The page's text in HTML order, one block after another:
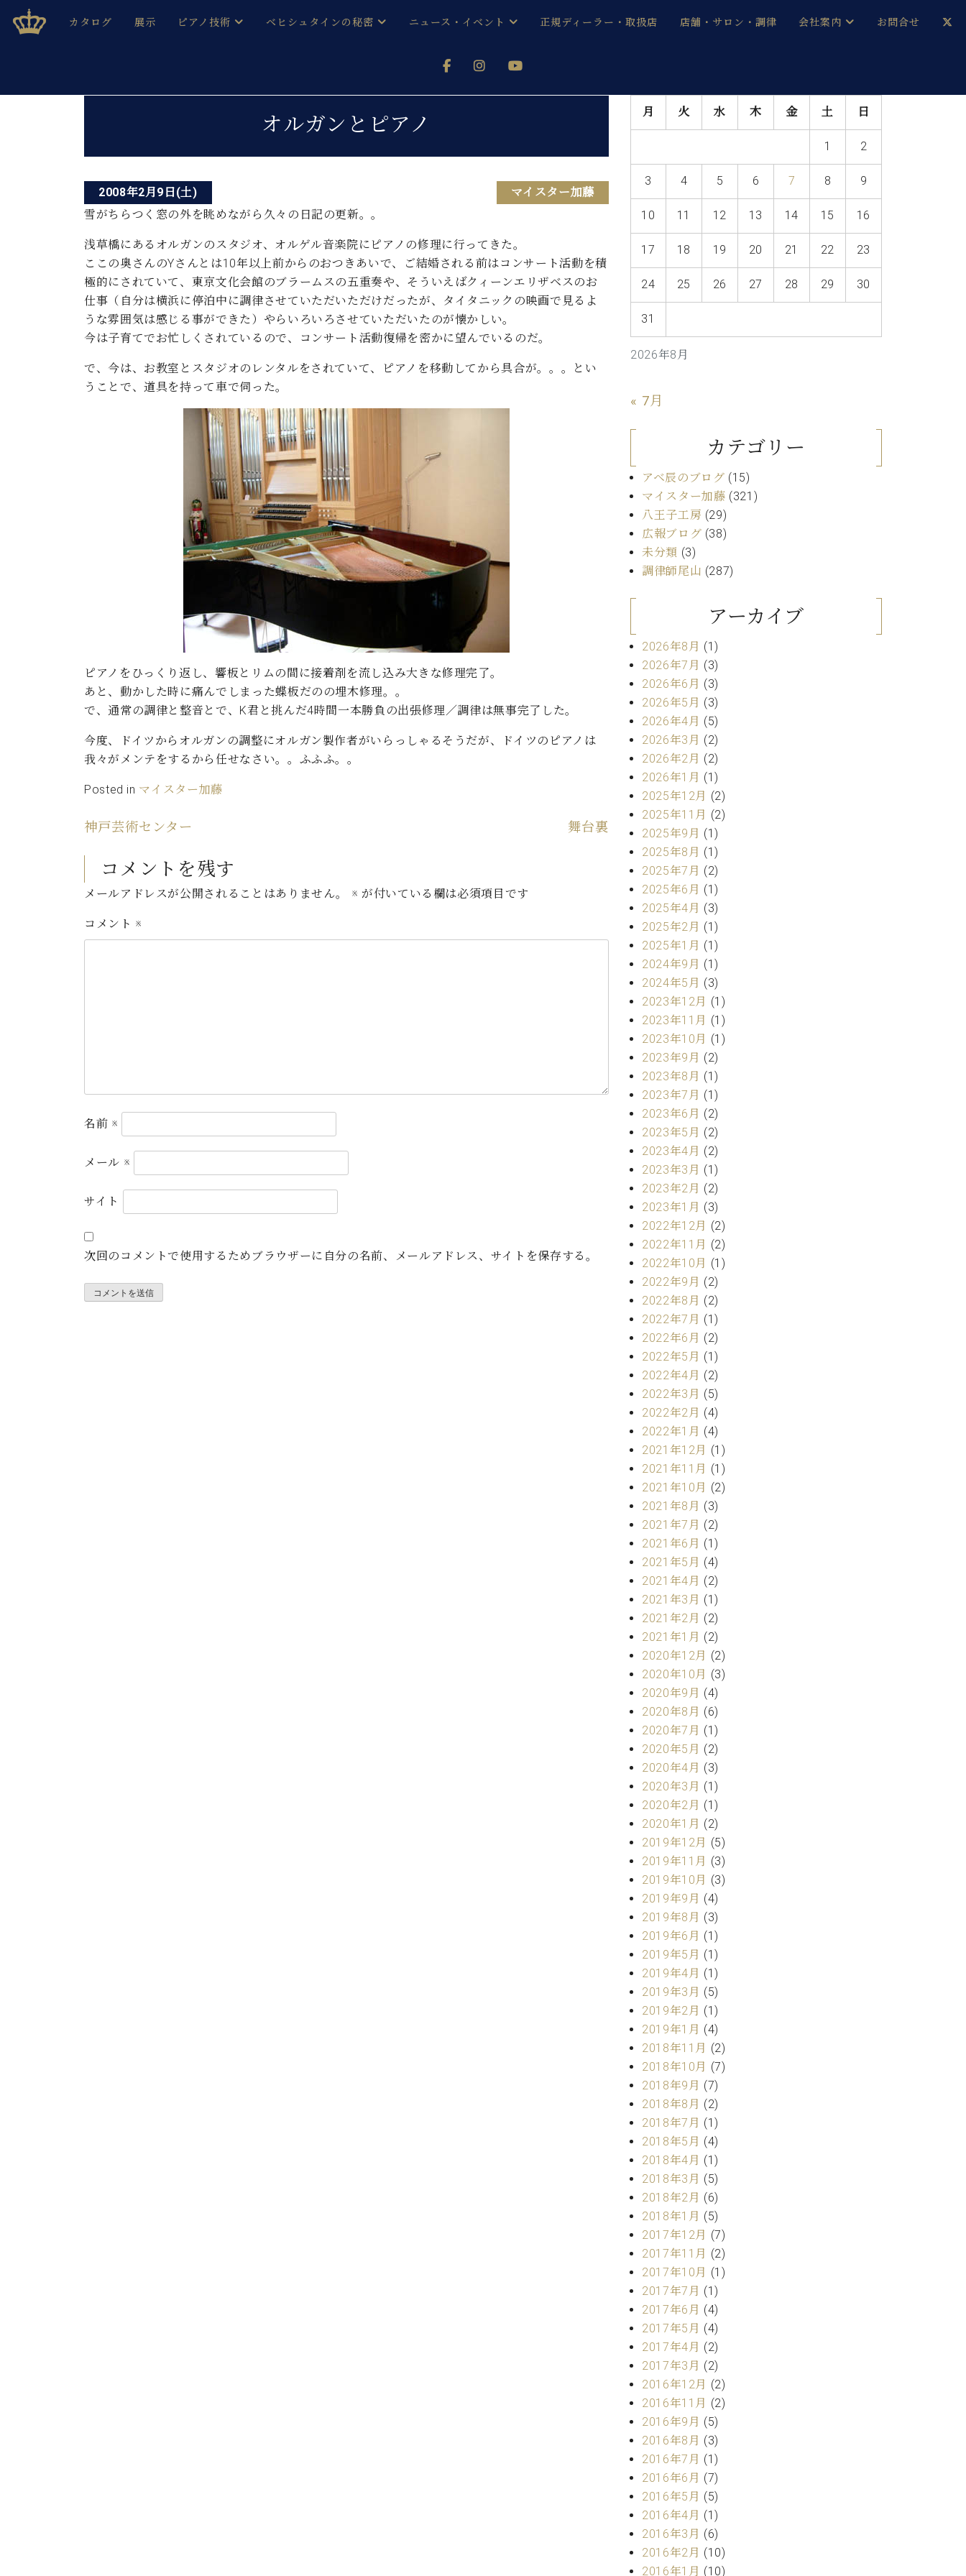
ベヒシュタインジャパン公式サイト
BECHSTEIN JAPAN Official Site
カタログ
C.ベヒシュタイン コンサート/C.ベヒシュタイン レジデンス
C.ベヒシュタイン コンサート
C.ベヒシュタイン コンサート
C.ベヒシュタイン アカデミー
W.ホフマン プロフェッショナル
C.BECHSTEIN Digital(ベヒシュタイン デジタル)
展示 ピアノ技術
み
ピアノ製造番号
ベヒシュタインの秘密
ベヒシュタイン・シューレ
納入実績 ホール・スタジオ
納入実績 音楽教室
ニュース・イベント
メルマガ会員登録ご案内
(入荷情報等)
(お知らせ・メディア情報)
コンサート
レッスンイベント
代理店主催イベント
コンクール
音楽教室
正規ディーラー・取扱店 店舗・サロン・調律
ベヒシュタイン・シューレ音楽教室
ベヒシュタイン・セントラム 東京
ホール・スタジオレンタル
ホール・スタジオ空き状況
動画収録サービス
ピアノのコンシェルジュ
お問い合わせ
本社：八王子・技術営業センター
技術者紹介
展示情報【ユーロピアノ特選中古】
八王子工房ブログ
アクセス
お問い合わせ
アーティストカスタマーサービス(調律)
尾山調律師のブログ Die Musikgasse（音楽の小道）
会社案内
採用情報
ベヒシュタイン・サロン会員
ベヒシュタイン・ジャパンブログ
お問合せ
オルガンとピアノ
2008年2月9日(土)
マイスター加藤
雪がちらつく窓の外を眺めながら久々の日記の更新。。
浅草橋にあるオルガンのスタジオ、オルゲル音楽院にピアノの修理に行ってきた。
ここの奥さんのYさんとは10年以上前からのおつきあいで、ご結婚される前はコンサート活動を積
極的にされていて、東京文化会館のブラームスの五重奏や、そういえばクィーンエリザベスのお
仕事（自分は横浜に停泊中に調律させていただいただけだったが、タイタニックの映画で見るよ
うな雰囲気は感じる事ができた）やらいろいろさせていただいたのが懐かしい。
今は子育てでお忙しくされているので、コンサート活動復帰を密かに望んでいるのだ。
で、今は、お教室とスタジオのレンタルをされていて、ピアノを移動してから具合が。。。とい
うことで、道具を持って車で伺った。
ピアノをひっくり返し、響板とリムの間に接着剤を流し込み大きな修理完了。
あと、動かした時に痛んでしまった蝶板だのの埋木修理。。
で、通常の調律と整音とで、K君と挑んだ4時間一本勝負の出張修理／調律は無事完了した。
今度、ドイツからオルガンの調整にオルガン製作者がいらっしゃるそうだが、ドイツのピアノは
我々がメンテをするから任せなさい。。ふふふ。。
Posted in マイスター加藤
ナ
ビ
ゲ
ー
シ
ョ
ン
神戸芸術センター 舞台裏
コメントを残す
メールアドレスが公開されることはありません。 ※ が付いている欄は必須項目です
コメント ※
名前 ※
メール ※
サイト
次回のコメントで使用するためブラウザーに自分の名前、メールアドレス、サイトを保存する。
2026年8月
月 火 水 木 金 土 日
1 2
3 4 5 6 7 8 9
10 11 12 13 14 15 16
17 18 19 20 21 22 23
24 25 26 27 28 29 30
31
« 7月
カテゴリー
アベ辰のブログ (15)
マイスター加藤 (321)
八王子工房 (29)
広報ブログ (38)
未分類 (3)
調律師尾山 (287)
アーカイブ
2026年8月 (1)
2026年7月 (3)
2026年6月 (3)
2026年5月 (3)
2026年4月 (5)
2026年3月 (2)
2026年2月 (2)
2026年1月 (1)
2025年12月 (2)
2025年11月 (2)
2025年9月 (1)
2025年8月 (1)
2025年7月 (2)
2025年6月 (1)
2025年4月 (3)
2025年2月 (1)
2025年1月 (1)
2024年9月 (1)
2024年5月 (3)
2023年12月 (1)
2023年11月 (1)
2023年10月 (1)
2023年9月 (2)
2023年8月 (1)
2023年7月 (1)
2023年6月 (2)
2023年5月 (2)
2023年4月 (2)
2023年3月 (1)
2023年2月 (2)
2023年1月 (3)
2022年12月 (2)
2022年11月 (2)
2022年10月 (1)
2022年9月 (2)
2022年8月 (2)
2022年7月 (1)
2022年6月 (2)
2022年5月 (1)
2022年4月 (2)
2022年3月 (5)
2022年2月 (4)
2022年1月 (4)
2021年12月 (1)
2021年11月 (1)
2021年10月 (2)
2021年8月 (3)
2021年7月 (2)
2021年6月 (1)
2021年5月 (4)
2021年4月 (2)
2021年3月 (1)
2021年2月 (2)
2021年1月 (2)
2020年12月 (2)
2020年10月 (3)
2020年9月 (4)
2020年8月 (6)
2020年7月 (1)
2020年5月 (2)
2020年4月 (3)
2020年3月 (1)
2020年2月 (1)
2020年1月 (2)
2019年12月 (5)
2019年11月 (3)
2019年10月 (3)
2019年9月 (4)
2019年8月 (3)
2019年6月 (1)
2019年5月 (1)
2019年4月 (1)
2019年3月 (5)
2019年2月 (1)
2019年1月 (4)
2018年11月 (2)
2018年10月 (7)
2018年9月 (7)
2018年8月 (2)
2018年7月 (1)
2018年5月 (4)
2018年4月 (1)
2018年3月 (5)
2018年2月 (6)
2018年1月 (5)
2017年12月 (7)
2017年11月 (2)
2017年10月 (1)
2017年7月 (1)
2017年6月 (4)
2017年5月 (4)
2017年4月 (2)
2017年3月 (2)
2016年12月 (2)
2016年11月 (2)
2016年9月 (5)
2016年8月 (3)
2016年7月 (1)
2016年6月 (7)
2016年5月 (5)
2016年4月 (1)
2016年3月 (6)
2016年2月 (10)
2016年1月 (10)